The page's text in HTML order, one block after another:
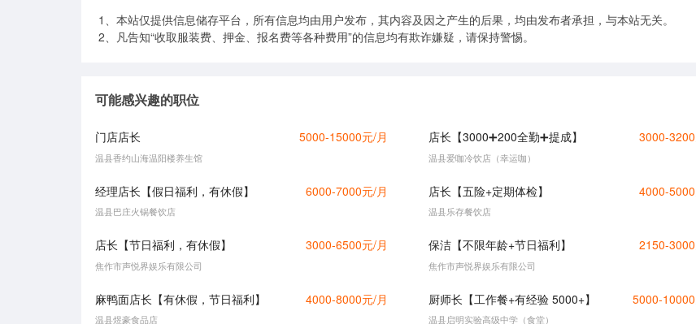
1、本站仅提供信息储存平台，所有信息均由用户发布，其内容及因之产生的后果，均由发布者承担，与本站无关。
2、凡告知“收取服装费、押金、报名费等各种费用”的信息均有欺诈嫌疑，请保持警惕。
可能感兴趣的职位
门店店长 5000-15000元/月
温县香约山海温阳楼养生馆
店长【3000➕200全勤➕提成】 3000-
温县爱咖冷饮店（幸运咖）
经理店长【假日福利，有休假】 6000-7000元/月
温县巴庄火锅餐饮店
店长【五险+定期体检】 4000-
温县乐存餐饮店
店长【节日福利，有休假】 3000-6500元/月
焦作市声悦界娱乐有限公司
保洁【不限年龄+节日福利】 2150-
焦作市声悦界娱乐有限公司
麻鸭面店长【有休假，节日福利】 4000-8000元/月
温县煜豪食品店
厨师长【工作餐+有经验 5000+】 5000-
温县启明实验高级中学（食堂）